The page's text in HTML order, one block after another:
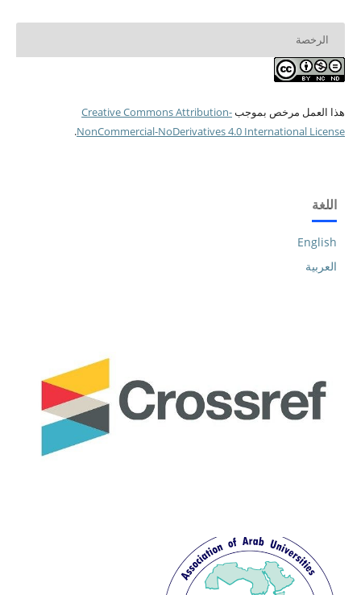
الرخصة
هذا العمل مرخص بموجبCreative Commons Attribution-
NonCommercial-NoDerivatives 4.0 International License
.
اللغة
English
العربية